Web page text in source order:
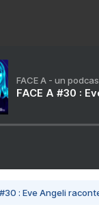
FACE A - un
FACE A #30 :
#30 : Eve Angeli